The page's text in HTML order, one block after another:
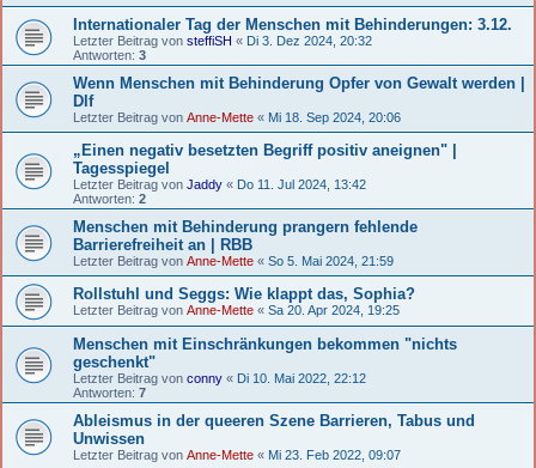
Internationaler Tag der Menschen mit Behinderungen: 3.12.
Letzter Beitrag von steffiSH « Di 3. Dez 2024, 20:32
Antworten: 3
Wenn Menschen mit Behinderung Opfer von Gewalt werden |
Dlf
Letzter Beitrag von Anne-Mette « Mi 18. Sep 2024, 20:06
„Einen negativ besetzten Begriff positiv aneignen" |
Tagesspiegel
Letzter Beitrag von Jaddy « Do 11. Jul 2024, 13:42
Antworten: 2
Menschen mit Behinderung prangern fehlende
Barrierefreiheit an | RBB
Letzter Beitrag von Anne-Mette « So 5. Mai 2024, 21:59
Rollstuhl und Seggs: Wie klappt das, Sophia?
Letzter Beitrag von Anne-Mette « Sa 20. Apr 2024, 19:25
Menschen mit Einschränkungen bekommen "nichts
geschenkt"
Letzter Beitrag von conny « Di 10. Mai 2022, 22:12
Antworten: 7
Ableismus in der queeren Szene Barrieren, Tabus und
Unwissen
Letzter Beitrag von Anne-Mette « Mi 23. Feb 2022, 09:07